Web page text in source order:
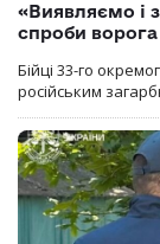
«Виявляємо і
спроби
Бійці 33-го
російським